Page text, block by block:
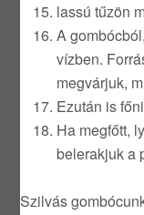
lassú tűzön
A
vízben.
megvárjuk,
Ezután is
Ha megfőtt,
belerakjuk a
Szilvás